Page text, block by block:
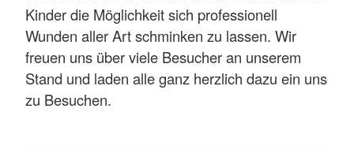
Kinder die Möglichkeit sich professionell
Wunden aller Art schminken zu lassen. Wir
freuen uns über viele Besucher an unserem
Stand und laden alle ganz herzlich dazu ein uns
zu Besuchen.